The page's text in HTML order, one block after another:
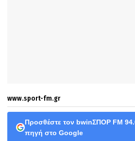
www.sport-fm.gr
Προσθέστε τον bwinΣΠΟΡ FM
πηγή στο Google